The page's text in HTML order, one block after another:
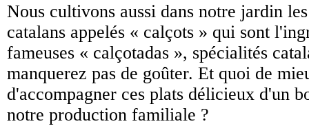
Nous cultivons aussi dans notre jardin
catalans appelés « calçots » qui sont
fameuses « calçotadas », spécialités
manquerez pas de goûter. Et quoi de
d'accompagner ces plats délicieux d'un
notre production familiale ?